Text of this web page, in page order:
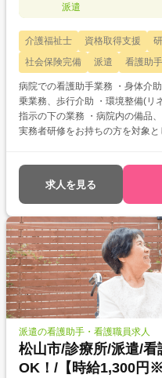
派遣
介護福祉士 資格取得支援
社会保険完備
派遣 看護助手
病院での看護助手業務 ・身体介
乗業務、歩行介助 ・環境整備(リ
指示の下の業務 ・病院内の備品、器具のチェッ
実務者研修をお持ちの方を対象とした求人です！
求人を見る
派遣の看護助手・看護職員求人
松山市/診療所/派遣/
OK！/【時給1,300円※